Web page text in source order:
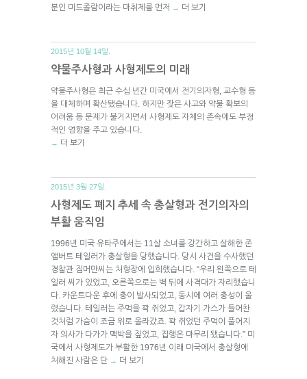
분인 미드졸람이라는 마취제를 먼저 → 더 보기
2015년 10월 14일.
약물주사형과 사형제도의 미래
약물주사형은 최근 수십 년간 미국에서 전기의자형, 교수형 등
을 대체하며 확산됐습니다. 하지만 잦은 사고와 약물 확보의
어려움 등 문제가 불거지면서 사형제도 자체의 존속에도 부정
적인 영향을 주고 있습니다.
→ 더 보기
2015년 3월 27일.
사형제도 폐지 추세 속 총살형과 전기의자의
부활 움직임
1996년 미국 유타주에서는 11살 소녀를 강간하고 살해한 존
앨버트 테일러가 총살형을 당했습니다. 당시 사건을 수사했던
경찰관 짐머만씨는 처형장에 입회했습니다. “우리 왼쪽으로 테
일러 씨가 있었고, 오른쪽으로는 벽 뒤에 사격대가 자리했습니
다. 카운트다운 후에 총이 발사되었고, 동시에 여러 총성이 울
렸습니다. 테일러는 주먹을 꽉 쥐었고, 갑자기 가스가 들어찬
것처럼 가슴이 조금 위로 올라갔죠. 꽉 쥐었던 주먹이 풀어지
자 의사가 다가가 맥박을 짚었고, 집행은 마무리 됐습니다.” 미
국에서 사형제도가 부활한 1976년 이래 미국에서 총살형에
처해진 사람은 단 → 더 보기